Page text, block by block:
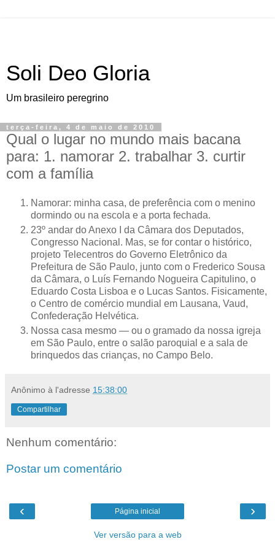
Soli Deo Gloria
Um brasileiro peregrino
terça-feira, 4 de maio de 2010
Qual o lugar no mundo mais bacana
para: 1. namorar 2. trabalhar 3. curtir
com a família
Namorar: minha casa, de preferência com o menino
dormindo ou na escola e a porta fechada.
23º andar do Anexo I da Câmara dos Deputados,
Congresso Nacional. Mas, se for contar o histórico,
projeto Telecentros do Governo Eletrônico da
Prefeitura de São Paulo, junto com o Frederico Sousa
da Câmara, o Luís Fernando Nogueira Capitulino, o
Eduardo Costa Lisboa e o Lucas Santos. Fisicamente,
o Centro de comércio mundial em Lausana, Vaud,
Confederação Helvética.
Nossa casa mesmo — ou o gramado da nossa igreja
em São Paulo, entre o salão paroquial e a sala de
brinquedos das crianças, no Campo Belo.
Anônimo à l'adresse 15:38:00
Compartilhar
Nenhum comentário:
Postar um comentário
‹ ›
Página inicial
Ver versão para a web